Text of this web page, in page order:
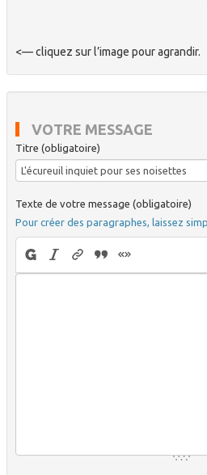
<— cliquez sur l’image pour agrandir.
VOTRE MESSAGE
Titre (obligatoire)
Texte de votre message (obligatoire)
Pour créer des paragraphes, laissez